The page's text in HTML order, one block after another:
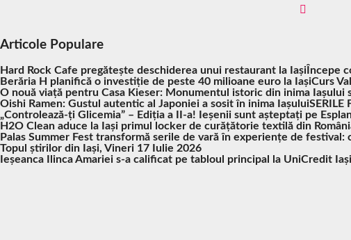
Articole Populare
Hard Rock Cafe pregătește deschiderea unui restaurant la Iași Începe
Berăria H planifică o investiție de peste 40 milioane euro la IașiCurs
O nouă viață pentru Casa Kieser: Monumentul istoric din inima Iașului
Oishi Ramen: Gustul autentic al Japoniei a sosit în inima IașuluiSERILE
„Controlează-ți Glicemia” – Ediția a II-a! Ieșenii sunt așteptați pe
H2O Clean aduce la Iași primul locker de curățătorie textilă din
Palas Summer Fest transformă serile de vară în experiențe de
Topul știrilor din Iași, Vineri 17 Iulie 2026
Ieșeanca Ilinca Amariei s-a calificat pe tabloul principal la UniCredit